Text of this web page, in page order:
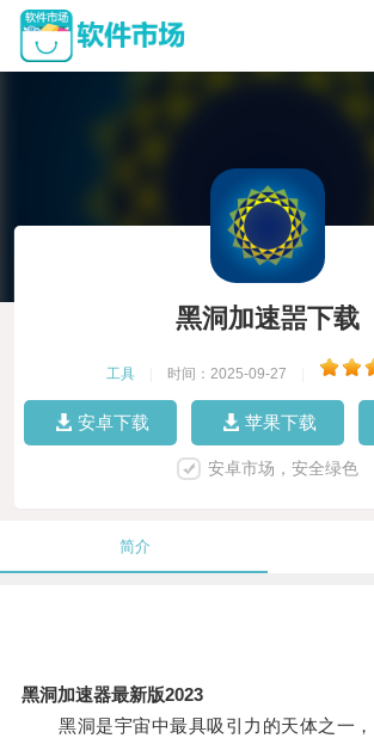
黑洞加速噐下载
工具 时间：2025-09-27
安卓下载 苹果下载
安卓市场，安全绿色
简介
黑洞加速器最新版2023
黑洞是宇宙中最具吸引力的天体之一，